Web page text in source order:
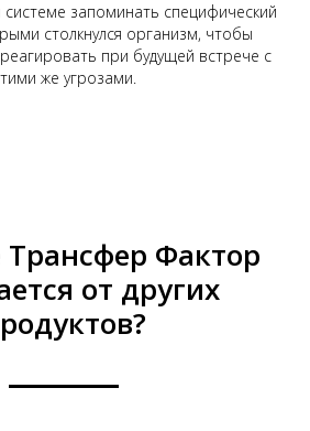
запоминать специфический
столкнулся организм, чтобы
при будущей встрече с
же угрозами.
Фактор
от других